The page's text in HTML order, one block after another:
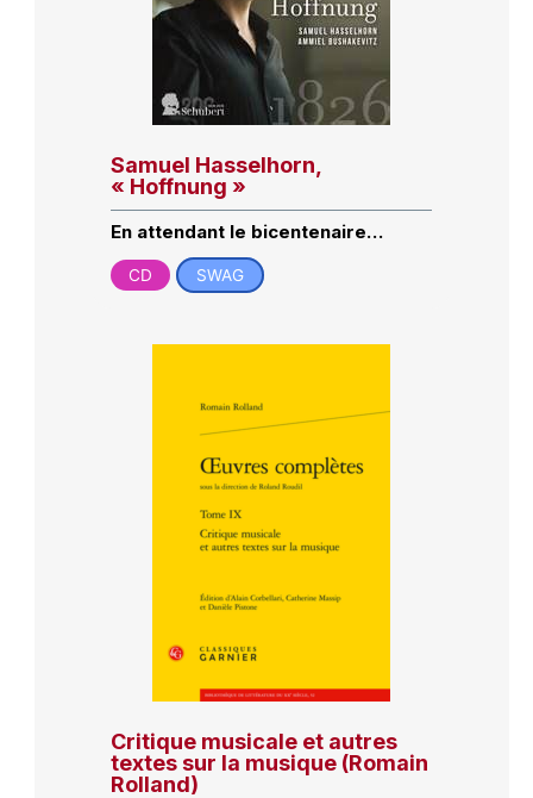
Samuel Hasselhorn,
« Hoffnung »
En attendant le bicentenaire…
CD SWAG
Critique musicale et autres
textes sur la musique (Romain
Rolland)